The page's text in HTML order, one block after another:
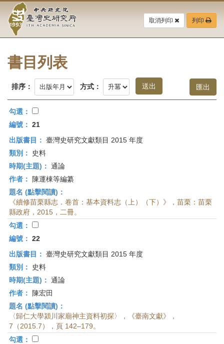
要
中
央
研
究
院-
臺
灣
史
研
究
所-
首
頁
取消列印 列印
書目列表
排序： 方式：
勾選：
編號： 21
出版書目： 臺灣史研究文獻類目 2015 年度
類別：
史料
時期(主題)： 通論
作者：
陳運棟等編纂
題名 (點擊閱讀)：
《續修苗栗縣志．卷首：基本資料志（上）（下）》，苗栗：苗栗
縣政府，2015，二冊。
勾選：
編號： 22
出版書目： 臺灣史研究文獻類目 2015 年度
類別：
史料
時期(主題)： 通論
作者：
陳宏田
題名 (點擊閱讀)：
〈歸仁大學潁川家廟神主資料初探〉，《臺南文獻》，
7（2015.7），頁 142–179。
勾選：